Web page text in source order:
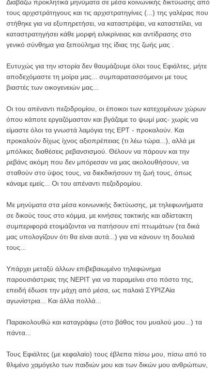
Διαβάζω προκλητικά μηνύματα σε μέσα κοινωνικής δικτύωσης από
τους αρχιστράτηγους και τις αρχιστρατηγίνες (...) της γαλέρας που
στήθηκε για να εξυπηρετήσει, να καταστρέψει, να καταστείλει, να
καταστρατηγήσει κάθε μορφή ειλικρίνειας και αντίδρασης στο
γενικό σύνθημα για ξεπούλημα της ίδιας της ζωής μας .
Ευτυχώς για την ιστορία δεν θαυμάζουμε όλοι τους Εφιάλτες, μήτε
αποδεχόμαστε τη μοίρα μας... συμπαρατασσόμενοι με τους
βιαστές των οικογενειών μας...
Οι του απέναντι πεζοδρομίου, οι έποικοι των κατεχομένων χώρων
όπου κάποτε εργαζόμασταν και βγάζαμε το ψωμί μας- χωρίς να
είμαστε όλοι τα γνωστά λαμόγια της ΕΡΤ - προκαλούν. Και
προκαλούν δίχως ίχνος αξιοπρέπειας (τι λέω τώρα...), αλλά με
μπόλικες διαθέσεις ρεβανσισμού. Θέλουν να πάρουν και την
ρεβάνς ακόμη που δεν μπόρεσαν να μας ακολουθήσουν, να
σταθούν στο ύψος τους, να διεκδικήσουν τη ζωή τους, όπως
κάναμε εμείς... Οι του απέναντι πεζοδρομίου.
Με μηνύματα στα μέσα κοινωνικής δικτύωσης, με τηλεφωνήματα
σε δικούς τους στο κόμμα, με κινήσεις τακτικής και αδίστακτη
συμπεριφορά ετοιμάζονται να πατήσουν επί πτωμάτων (τα δικά
μας υπολογίζουν ότι θα είναι αυτά...) για να κάνουν τη δουλειά
τους...
Υπάρχει μεταξύ άλλων επιβεβαιωμένο τηλεφώνημα
παρουσιάστριας της ΝΕΡΙΤ για να παραμείνει στο πόστο της,
επειδή έδωσε την μάχη από μέσα, ως παλαιά ΣΥΡΙΖΑία
αγωνίστρια... Και άλλα πολλά...
Παρακολουθώ και καταγράφω (στο βάθος του μυαλού μου...) τα
πάντα...
Τους Εφιάλτες (με κεφαλαίο) τους έβλεπα πίσω μου, πίσω από το
θλιμένο χαμόγελο των παιδιών μου και των δικών μου ανθρώπων,